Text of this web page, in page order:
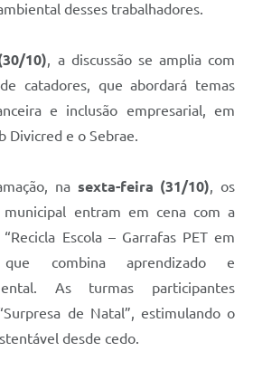
desses trabalhadores.
10), a discussão se amplia com
catadores, que abordará temas
e inclusão empresarial, em
Divicred e o Sebrae.
na sexta-feira (31/10), os
entram em cena com a
Escola – Garrafas PET em
combina aprendizado e
As turmas participantes
de Natal”, estimulando o
desde cedo.